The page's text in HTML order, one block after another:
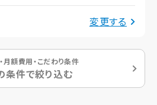
変更する
月額費用・こだわり条件
条件で絞り込む